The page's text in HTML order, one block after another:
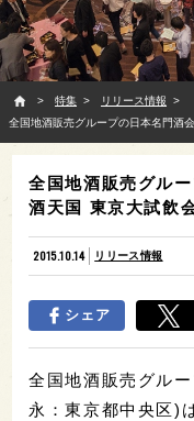
特集
リリース情報
全国地酒販売グループの日本名門酒
全国地酒販売グル
酒天国 東京大試飲
2015.10.14 リリース情報
シェア
全国地酒販売グル
永：東京都中央区)